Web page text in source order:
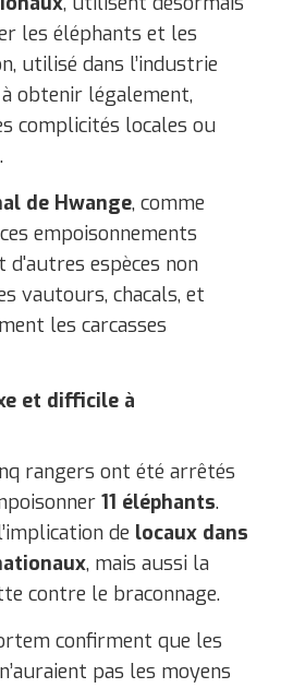
les éléphants et les
utilisé dans l’industrie
obtenir légalement,
complicités locales ou
de Hwange, comme
empoisonnements
espèces non
vautours, chacals, et
les carcasses
et difficile à
rangers ont été arrêtés
11 éléphants.
de locaux dans
, mais aussi la
contre le braconnage.
confirment que les
pas les moyens